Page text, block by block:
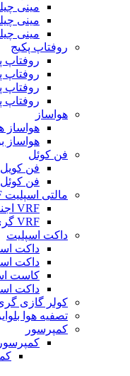
مینی
مینی
مینی
روفتاپ پکیج
روفتاپ
روفتاپ
روفتاپ
روفتاپ
هواساز
هواساز
هواساز
فن کوئل
فن کویل
فن کوئل
مالتی اسپلیت VRF
VRF اجنرال
VRF گری
داکت اسپلیت
داکت
داکت
کاست
داکت
کولر گازی
تصفیه هوا بلوایر
کمپرسور
کمپرسور